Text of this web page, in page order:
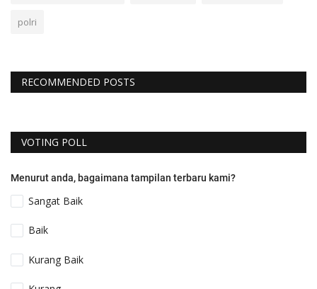
polri
RECOMMENDED POSTS
VOTING POLL
Menurut anda, bagaimana tampilan terbaru kami?
Sangat Baik
Baik
Kurang Baik